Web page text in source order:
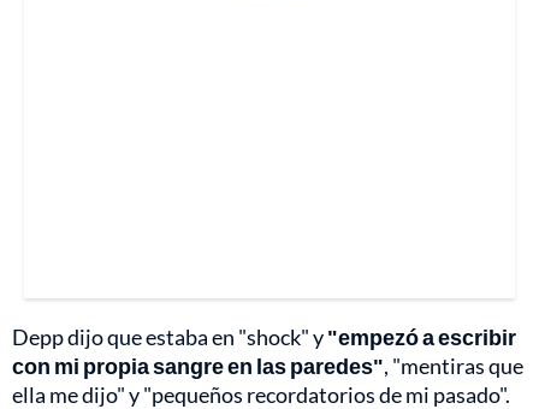
Depp dijo que estaba en "shock" y"empezó a escribir
con mi propia sangre en las paredes", "mentiras que
ella me dijo" y "pequeños recordatorios de mi pasado".